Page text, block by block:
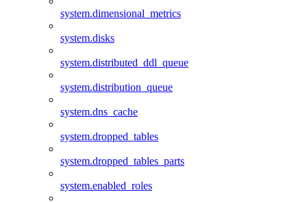
system.dimensional_metrics
system.disks
system.distributed_ddl_queue
system.distribution_queue
system.dns_cache
system.dropped_tables
system.dropped_tables_parts
system.enabled_roles